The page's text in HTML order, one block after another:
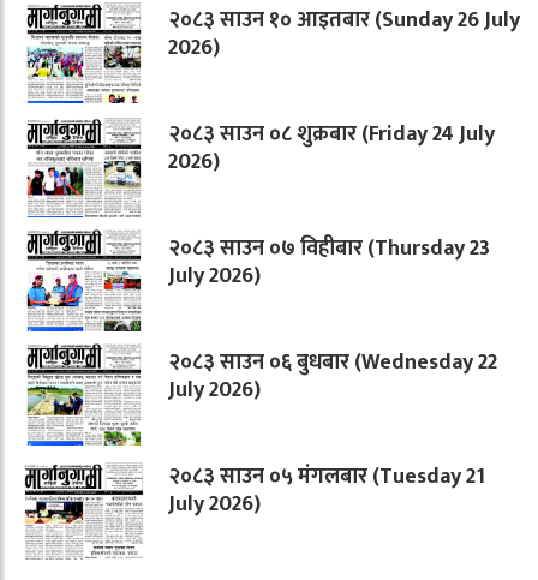
२०८३ साउन १० आइतबार (Sunday 26 July
2026)
२०८३ साउन ०८ शुक्रबार (Friday 24 July
2026)
२०८३ साउन ०७ विहीबार (Thursday 23
July 2026)
२०८३ साउन ०६ बुधबार (Wednesday 22
July 2026)
२०८३ साउन ०५ मंगलबार (Tuesday 21
July 2026)